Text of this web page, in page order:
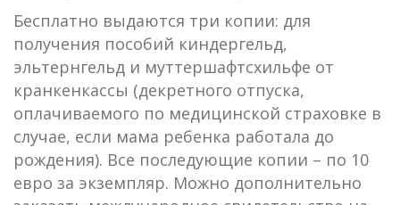
Бесплатно выдаются три копии: для
получения пособий киндергельд,
эльтернгельд и муттершафтсхильфе от
кранкенкассы (декретного отпуска,
оплачиваемого по медицинской страховке в
случае, если мама ребенка работала до
рождения). Все последующие копии – по 10
евро за экземпляр. Можно дополнительно